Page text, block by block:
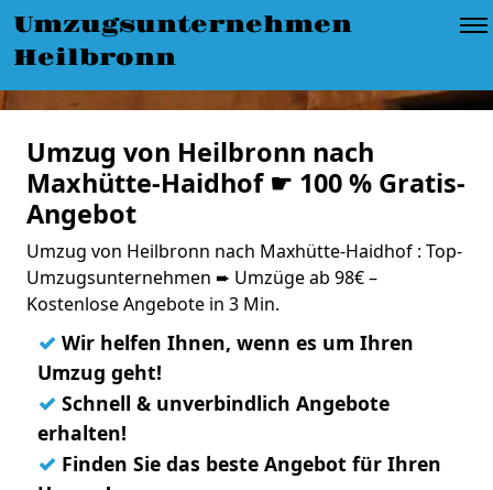
Umzugsunternehmen
Heilbronn
Umzug von Heilbronn nach
Maxhütte-Haidhof ☛ 100 % Gratis-
Angebot
Umzug von Heilbronn nach Maxhütte-Haidhof : Top-
Umzugsunternehmen ➨ Umzüge ab 98€ –
Kostenlose Angebote in 3 Min.
✓ Wir helfen Ihnen, wenn es um Ihren
Umzug geht!
✓ Schnell & unverbindlich Angebote
erhalten!
✓ Finden Sie das beste Angebot für Ihren